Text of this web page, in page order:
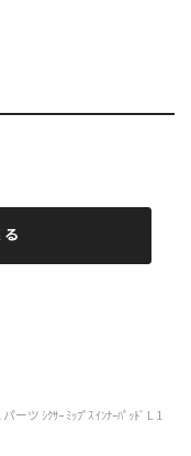
ーツ ｼｸｻｰ ﾐｯﾌﾟｽ ｲﾝﾅｰﾊﾟｯﾄﾞ L 1